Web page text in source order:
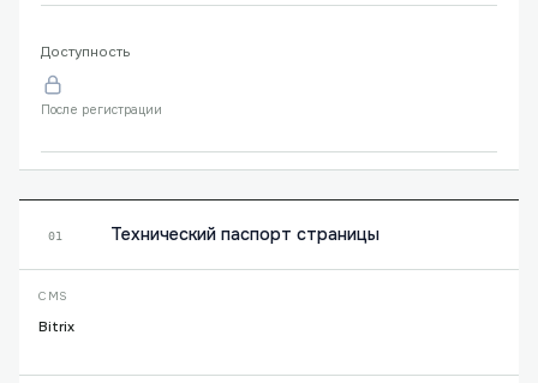
Доступность
После регистрации
01 Технический паспорт страницы
CMS
Bitrix